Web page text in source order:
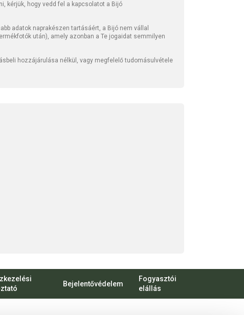
kérjük, hogy vedd fel a kapcsolatot a Bijó
adatok naprakészen tartásáért, a Bijó nem vállal
után), amely azonban a Te jogaidat semmilyen
hozzájárulása nélkül, vagy megfelelő tudomásulvétele
Bejelentővédelem
Fogyasztói
elállás